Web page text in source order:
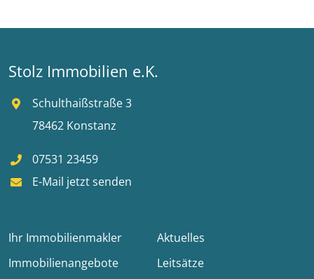
Stolz Immobilien e.K.
Schulthaißstraße 3
78462 Konstanz
07531 23459
E-Mail jetzt senden
Ihr Immobilienmakler
Aktuelles
Immobilienangebote
Leitsätze